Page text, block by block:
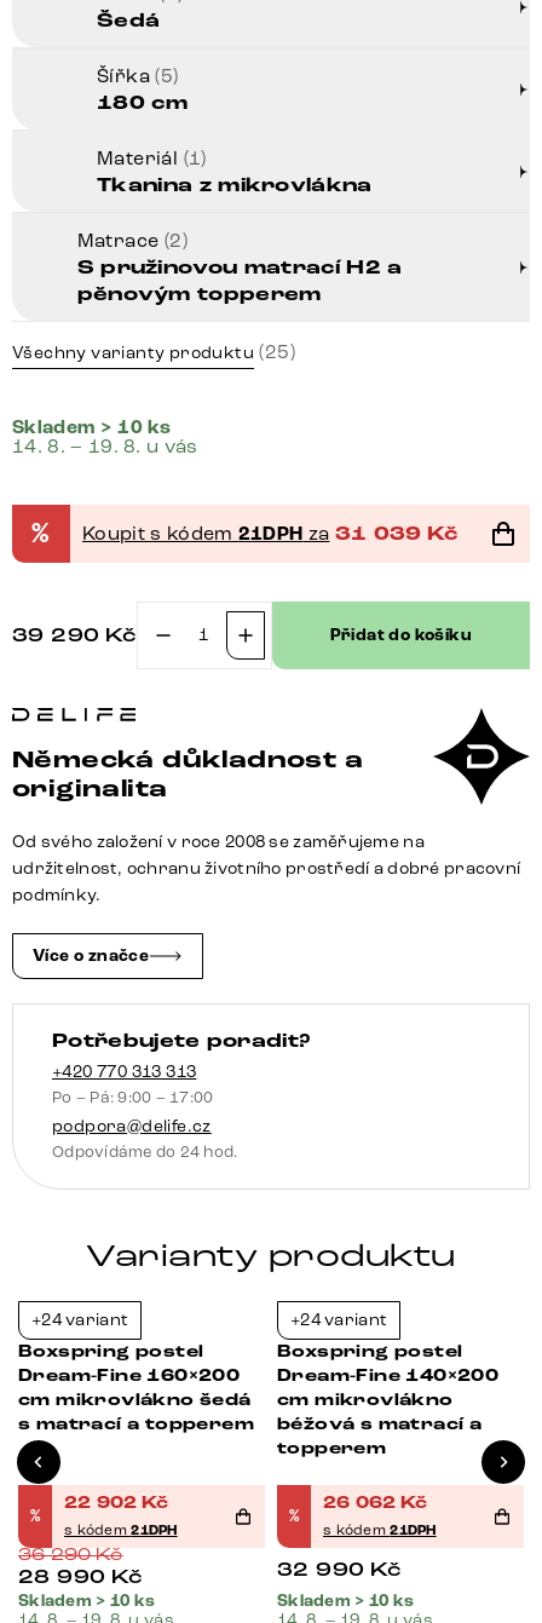
Šedá
Šířka(5)
180 cm
Materiál (1)
Tkanina z mikrovlákna
Matrace (2)
S pružinovou matrací H2 a
pěnovým topperem
Všechny varianty produktu (25)
Skladem > 10 ks
14. 8. – 19. 8. u vás
% Koupit s kódem 21DPH za 31 039 Kč
39 290 Kč
Boxspring
180x200
cm
mikrovlákno
šedá
a
topperem
množství
Přidat do košíku
Německá důkladnost a
originalita
Od svého založení v roce 2008 se zaměřujeme na
udržitelnost, ochranu životního prostředí a dobré pracovní
podmínky.
Více o značce
Potřebujete poradit?
+420 770 313 313
Po – Pá: 9:00 – 17:00
podpora@delife.cz
Odpovídáme do 24 hod.
Varianty produktu
+24 variant
Boxspring postel
Dream-Fine 160×200
cm mikrovlákno šedá
s matrací a topperem
%
22 902 Kč
s kódem21DPH
36 290Kč
28 990 Kč
Skladem > 10 ks
+24 variant
Boxspring postel
Dream-Fine 140×200
cm mikrovlákno
béžová s matrací a
topperem
%
26 062 Kč
s kódem21DPH
32 990 Kč
Skladem > 10 ks